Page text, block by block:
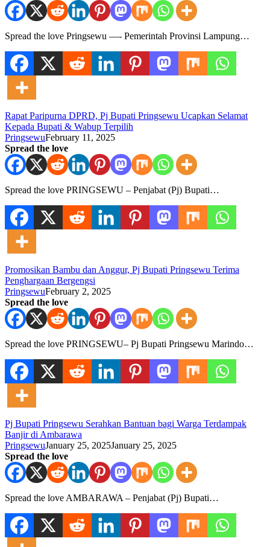
Spread the love Pringsewu —- Pemerintah Provinsi Lampung…
Rapat Paripurna DPRD, Pj Bupati Pringsewu Ucapkan Selamat
Kepada Bupati & Wabup Terpilih
PringsewuFebruary 11, 2025
Spread the love
Spread the love PRINGSEWU – Penjabat (Pj) Bupati…
Promosikan Bambu dan Anggur, Pj Bupati Pringsewu Terima
Penghargaan Bergengsi
PringsewuFebruary 2, 2025
Spread the love
Spread the love PRINGSEWU– Pj Bupati Pringsewu Marindo…
Pj Bupati Pringsewu Serahkan Bantuan bagi Warga Terdampak
Banjir di Ambarawa
PringsewuJanuary 25, 2025January 25, 2025
Spread the love
Spread the love AMBARAWA – Penjabat (Pj) Bupati…